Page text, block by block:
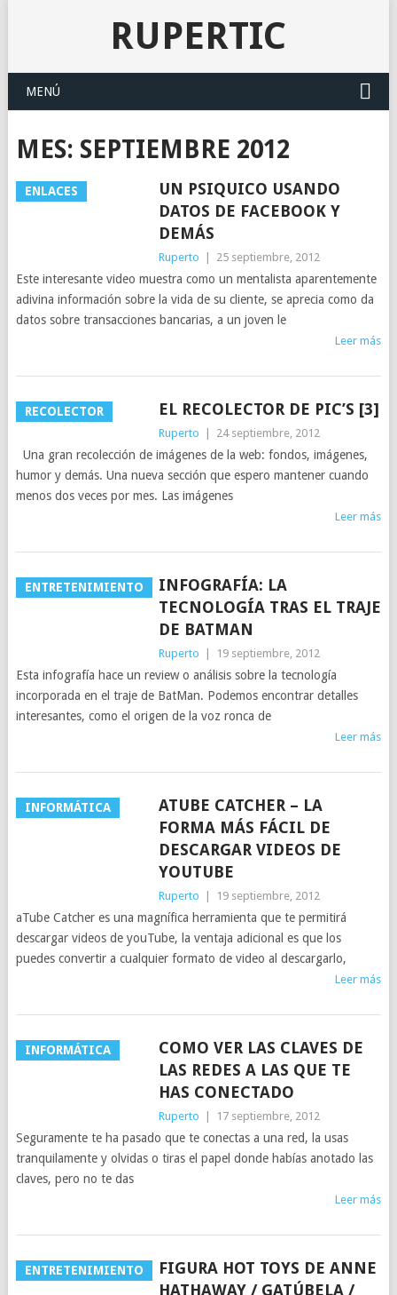
RUPERTIC
MENÚ
MES: SEPTIEMBRE 2012
ENLACES
UN PSIQUICO USANDO
DATOS DE FACEBOOK Y
DEMÁS
Ruperto 25 septiembre, 2012
Este interesante video muestra como un mentalista aparentemente
adivina información sobre la vida de su cliente, se aprecia como da
datos sobre transacciones bancarias, a un joven le
Leer más
RECOLECTOR EL RECOLECTOR DE PIC’S [3]
Ruperto 24 septiembre, 2012
Una gran recolección de imágenes de la web: fondos, imágenes,
humor y demás. Una nueva sección que espero mantener cuando
menos dos veces por mes. Las imágenes
Leer más
ENTRETENIMIENTO
INFOGRAFÍA: LA
TECNOLOGÍA TRAS EL TRAJE
DE BATMAN
Ruperto 19 septiembre, 2012
Esta infografía hace un review o análisis sobre la tecnología
incorporada en el traje de BatMan. Podemos encontrar detalles
interesantes, como el origen de la voz ronca de
Leer más
INFORMÁTICA
ATUBE CATCHER – LA
FORMA MÁS FÁCIL DE
DESCARGAR VIDEOS DE
YOUTUBE
Ruperto 19 septiembre, 2012
aTube Catcher es una magnífica herramienta que te permitirá
descargar videos de youTube, la ventaja adicional es que los
puedes convertir a cualquier formato de video al descargarlo,
Leer más
INFORMÁTICA
COMO VER LAS CLAVES DE
LAS REDES A LAS QUE TE
HAS CONECTADO
Ruperto 17 septiembre, 2012
Seguramente te ha pasado que te conectas a una red, la usas
tranquilamente y olvidas o tiras el papel donde habías anotado las
claves, pero no te das
Leer más
ENTRETENIMIENTO
FIGURA HOT TOYS DE ANNE
HATHAWAY / GATÚBELA /